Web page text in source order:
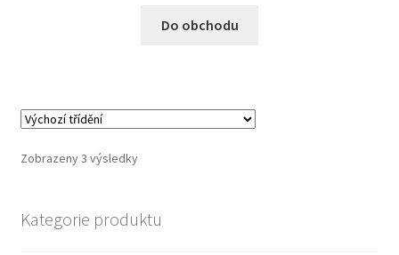
Ortopedické pelíšky
Přepravky pro psy
Purizon pro psy — Vysoký obsah masa, bez obilovin
Do obchodu
Zobrazeny 3 výsledky
Kategorie produktu